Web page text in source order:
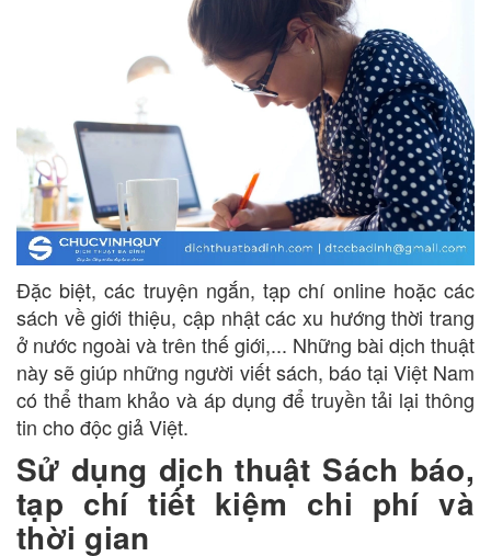
Đặc biệt, các truyện ngắn, tạp chí online hoặc các
sách về giới thiệu, cập nhật các xu hướng thời trang
ở nước ngoài và trên thế giới,... Những bài dịch thuật
này sẽ giúp những người viết sách, báo tại Việt Nam
có thể tham khảo và áp dụng để truyền tải lại thông
tin cho độc giả Việt.
Sử dụng dịch thuật Sách báo,
tạp chí tiết kiệm chi phí và
thời gian